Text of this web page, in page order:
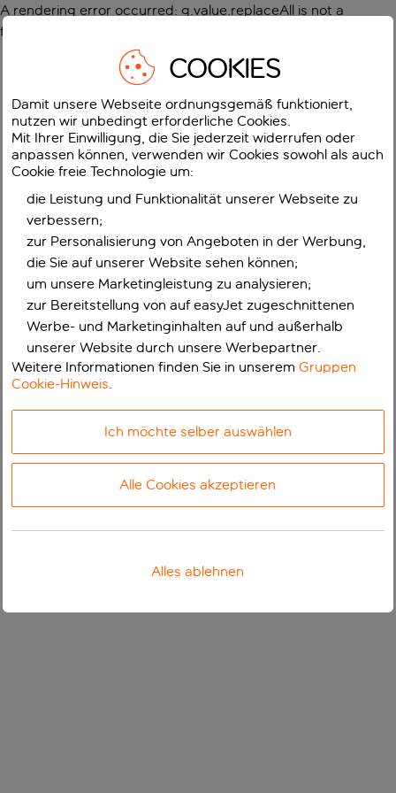
A rendering error occurred: g.value.replaceAll is not a
function
COOKIES
Damit unsere Webseite ordnungsgemäß funktioniert,
nutzen wir unbedingt erforderliche Cookies.
Mit Ihrer Einwilligung, die Sie jederzeit widerrufen oder
anpassen können, verwenden wir Cookies sowohl als auch
Cookie freie Technologie um:
die Leistung und Funktionalität unserer Webseite zu
verbessern;
zur Personalisierung von Angeboten in der Werbung,
die Sie auf unserer Website sehen können;
um unsere Marketingleistung zu analysieren;
zur Bereitstellung von auf easyJet zugeschnittenen
Werbe- und Marketinginhalten auf und außerhalb
unserer Website durch unsere Werbepartner.
Weitere Informationen finden Sie in unseremGruppen
Cookie-Hinweis.
Ich möchte selber auswählen
Alle Cookies akzeptieren
Alles ablehnen